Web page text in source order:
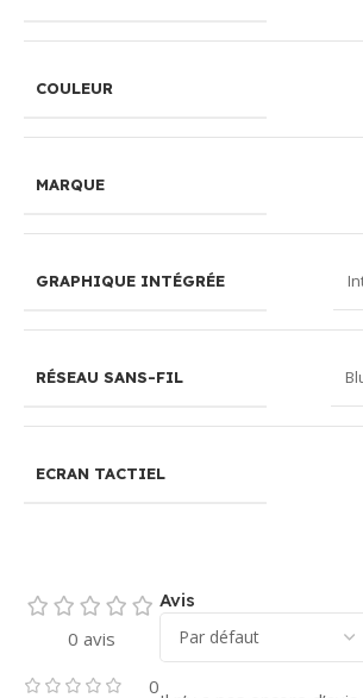
COULEUR
MARQUE
GRAPHIQUE INTÉGRÉE
RÉSEAU SANS-FIL
ECRAN TACTIEL
0 avis
0
Avis